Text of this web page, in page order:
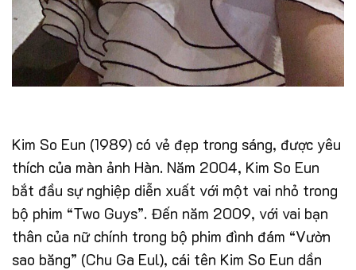
Kim So Eun (1989) có vẻ đẹp trong sáng, được yêu
thích của màn ảnh Hàn. Năm 2004, Kim So Eun
bắt đầu sự nghiệp diễn xuất với một vai nhỏ trong
bộ phim “Two Guys”. Đến năm 2009, với vai bạn
thân của nữ chính trong bộ phim đình đám “Vườn
sao băng” (Chu Ga Eul), cái tên Kim So Eun dần